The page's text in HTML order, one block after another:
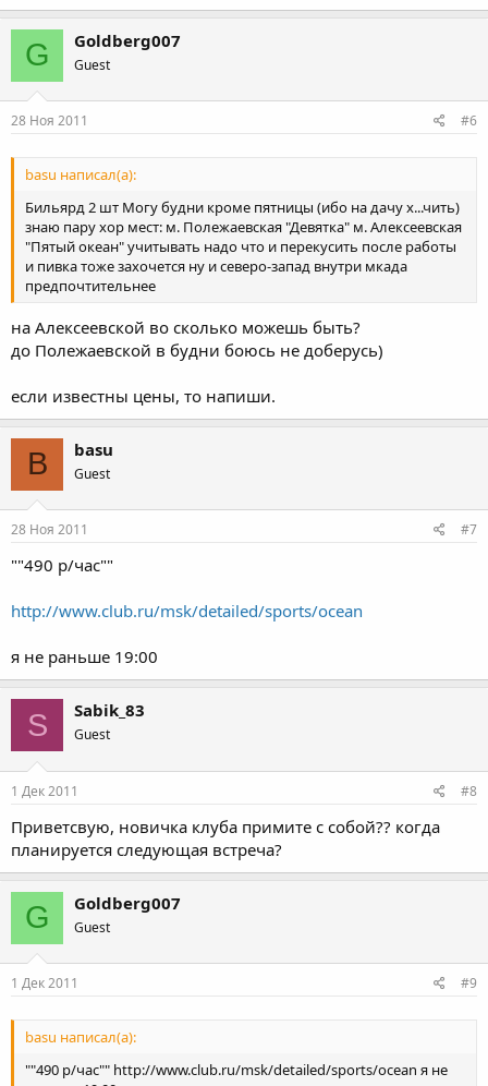
G Goldberg007
Guest
28 Ноя 2011 #6
basu написал(а):
Бильярд 2 шт Могу будни кроме пятницы (ибо на дачу х...чить)
знаю пару хор мест: м. Полежаевская "Девятка" м. Алексеевская
"Пятый океан" учитывать надо что и перекусить после работы
и пивка тоже захочется ну и северо-запад внутри мкада
предпочтительнее
на Алексеевской во сколько можешь быть?
до Полежаевской в будни боюсь не доберусь)
если известны цены, то напиши.
B basu
Guest
28 Ноя 2011 #7
""490 р/час""
http://www.club.ru/msk/detailed/sports/ocean
я не раньше 19:00
S Sabik_83
Guest
1 Дек 2011 #8
Приветсвую, новичка клуба примите с собой?? когда
планируется следующая встреча?
G Goldberg007
Guest
1 Дек 2011 #9
basu написал(а):
""490 р/час"" http://www.club.ru/msk/detailed/sports/ocean я не